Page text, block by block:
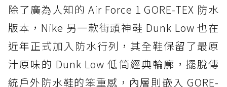
除了廣為人知的 Air Force 1 GORE-TEX 防水
版本，Nike 另一款街頭神鞋 Dunk Low 也在
近年正式加入防水行列，其全鞋保留了最原
汁原味的 Dunk Low 低筒經典輪廓，擺脫傳
統戶外防水鞋的笨重感，內層則嵌入 GORE-